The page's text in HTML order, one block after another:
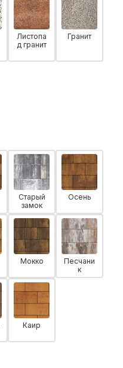
Листопа
д гранит
Гранит
Старый
замок
Осень
Мокко
Песчани
к
Каир